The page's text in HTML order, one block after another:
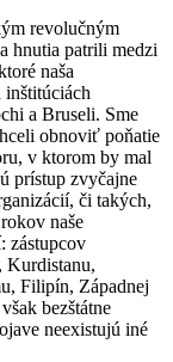
revolučným
hnutia patrili medzi
naša
inštitúciách
a Bruseli. Sme
obnoviť poňatie
v ktorom by mal
prístup zvyčajne
či takých,
naše
zástupcov
Kurdistanu,
Filipín, Západnej
bezštátne
neexistujú iné